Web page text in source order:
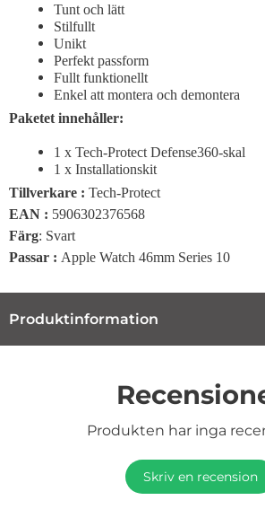
Tunt och lätt
Stilfullt
Unikt
Perfekt passform
Fullt funktionellt
Enkel att montera och demontera
Paketet innehåller:
1 x Tech-Protect Defense360-skal
1 x Installationskit
Tillverkare : Tech-Protect
EAN : 5906302376568
Färg: Svart
Passar : Apple Watch 46mm Series 10
Produktinformation
Produkten har inga
Skriv en recension